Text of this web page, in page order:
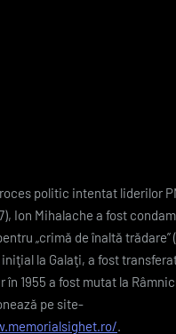
politic intentat liderilor
Ion Mihalache a fost
„crimă de înaltă trădare”
la Galaţi, a fost
în 1955 a fost mutat la
pe site-
.